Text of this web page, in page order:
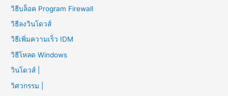
วิธีบล็อค Program Firewall
วิธีลงวินโดวส์
วิธีเพิ่มความเร็ว IDM
วิธีโหลด Windows
วินโดวส์ |
วิศวกรรม |